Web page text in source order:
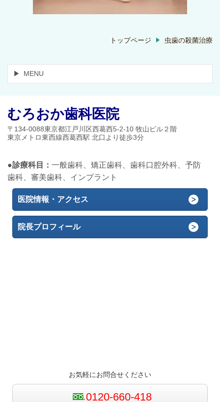
トップページ 虫歯の殺菌治療
MENU
むろおか歯科医院
〒134-0088東京都江戸川区西葛西5-2-10 牧山ビル２階
東京メトロ東西線西葛西駅 北口より徒歩3分
●診療科目： 一般歯科、矯正歯科、歯科口腔外科、予防
歯科、審美歯科、インプラント
医院情報・アクセス
院長プロフィール
お気軽にお問合せください
0120-660-418